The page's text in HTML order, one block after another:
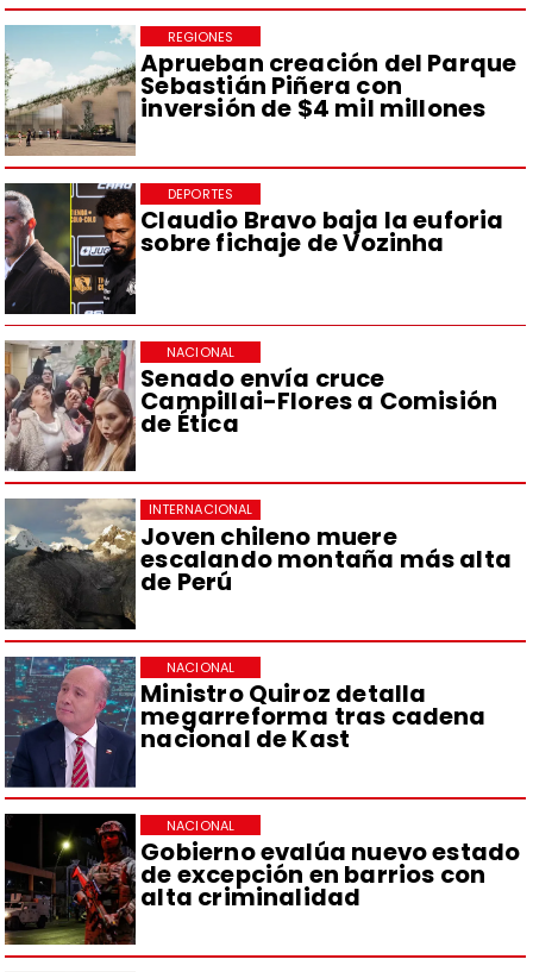
Aprueban creación del Parque
Sebastián Piñera con
inversión de $4 mil millones
REGIONES
Claudio Bravo baja la euforia
sobre fichaje de Vozinha
DEPORTES
Senado envía cruce
Campillai-Flores a Comisión
de Ética
NACIONAL
Joven chileno muere
escalando montaña más alta
de Perú
INTERNACIONAL
Ministro Quiroz detalla
megarreforma tras cadena
nacional de Kast
NACIONAL
Gobierno evalúa nuevo estado
de excepción en barrios con
alta criminalidad
NACIONAL